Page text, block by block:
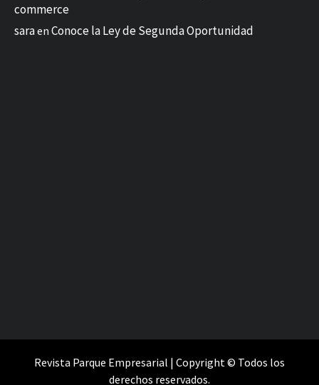
commerce
saraen Conoce la Ley de Segunda Oportunidad
Revista Parque Empresarial | Copyright © Todos los
derechos reservados.